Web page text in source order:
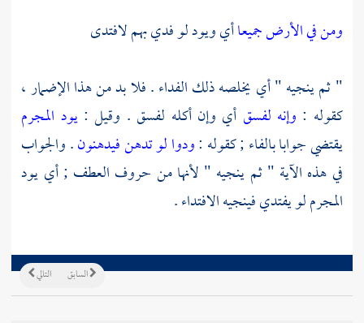
ومن في الأرض جميعاأي ويود لو فدي بهم لافتدى
" ثم ينجيه " أي يخلصه ذلك الفداء . فلا بد من هذا الإضمار ،
كقوله : وإنه لفسق أي وإن أكله لفسق . وقيل :يود المجرم
يقتضي جوابا بالفاء ; كقوله :ودوا لو تدهن فيدهنون. والجواب
في هذه الآية " ثم ينجيه " لأنها من حروف العطف ; أي يود
المجرم لو يفتدي فينجيه الافتداء .
التالي السابق